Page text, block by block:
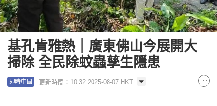
基孔肯雅熱｜廣東佛山今展開大
掃除 全民除蚊蟲孳生隱患
即時中國 更新時間：10:32 2025-08-07 HKT